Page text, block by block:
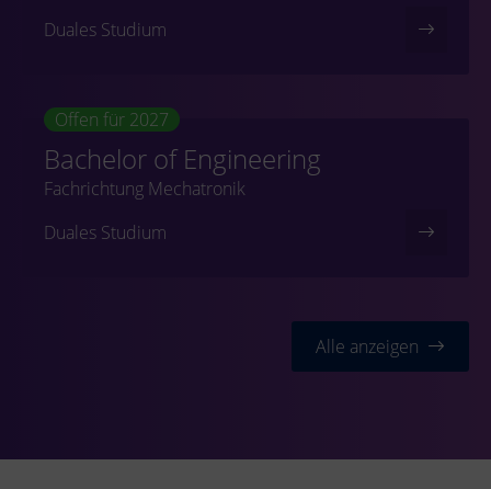
Duales Studium
Offen für 2027
Bachelor of Engineering
Fachrichtung Mechatronik
Duales Studium
Alle anzeigen